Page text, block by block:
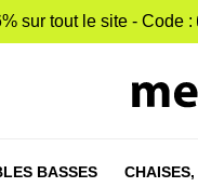
sur tout le site - Code :
BASSES CHAISES,